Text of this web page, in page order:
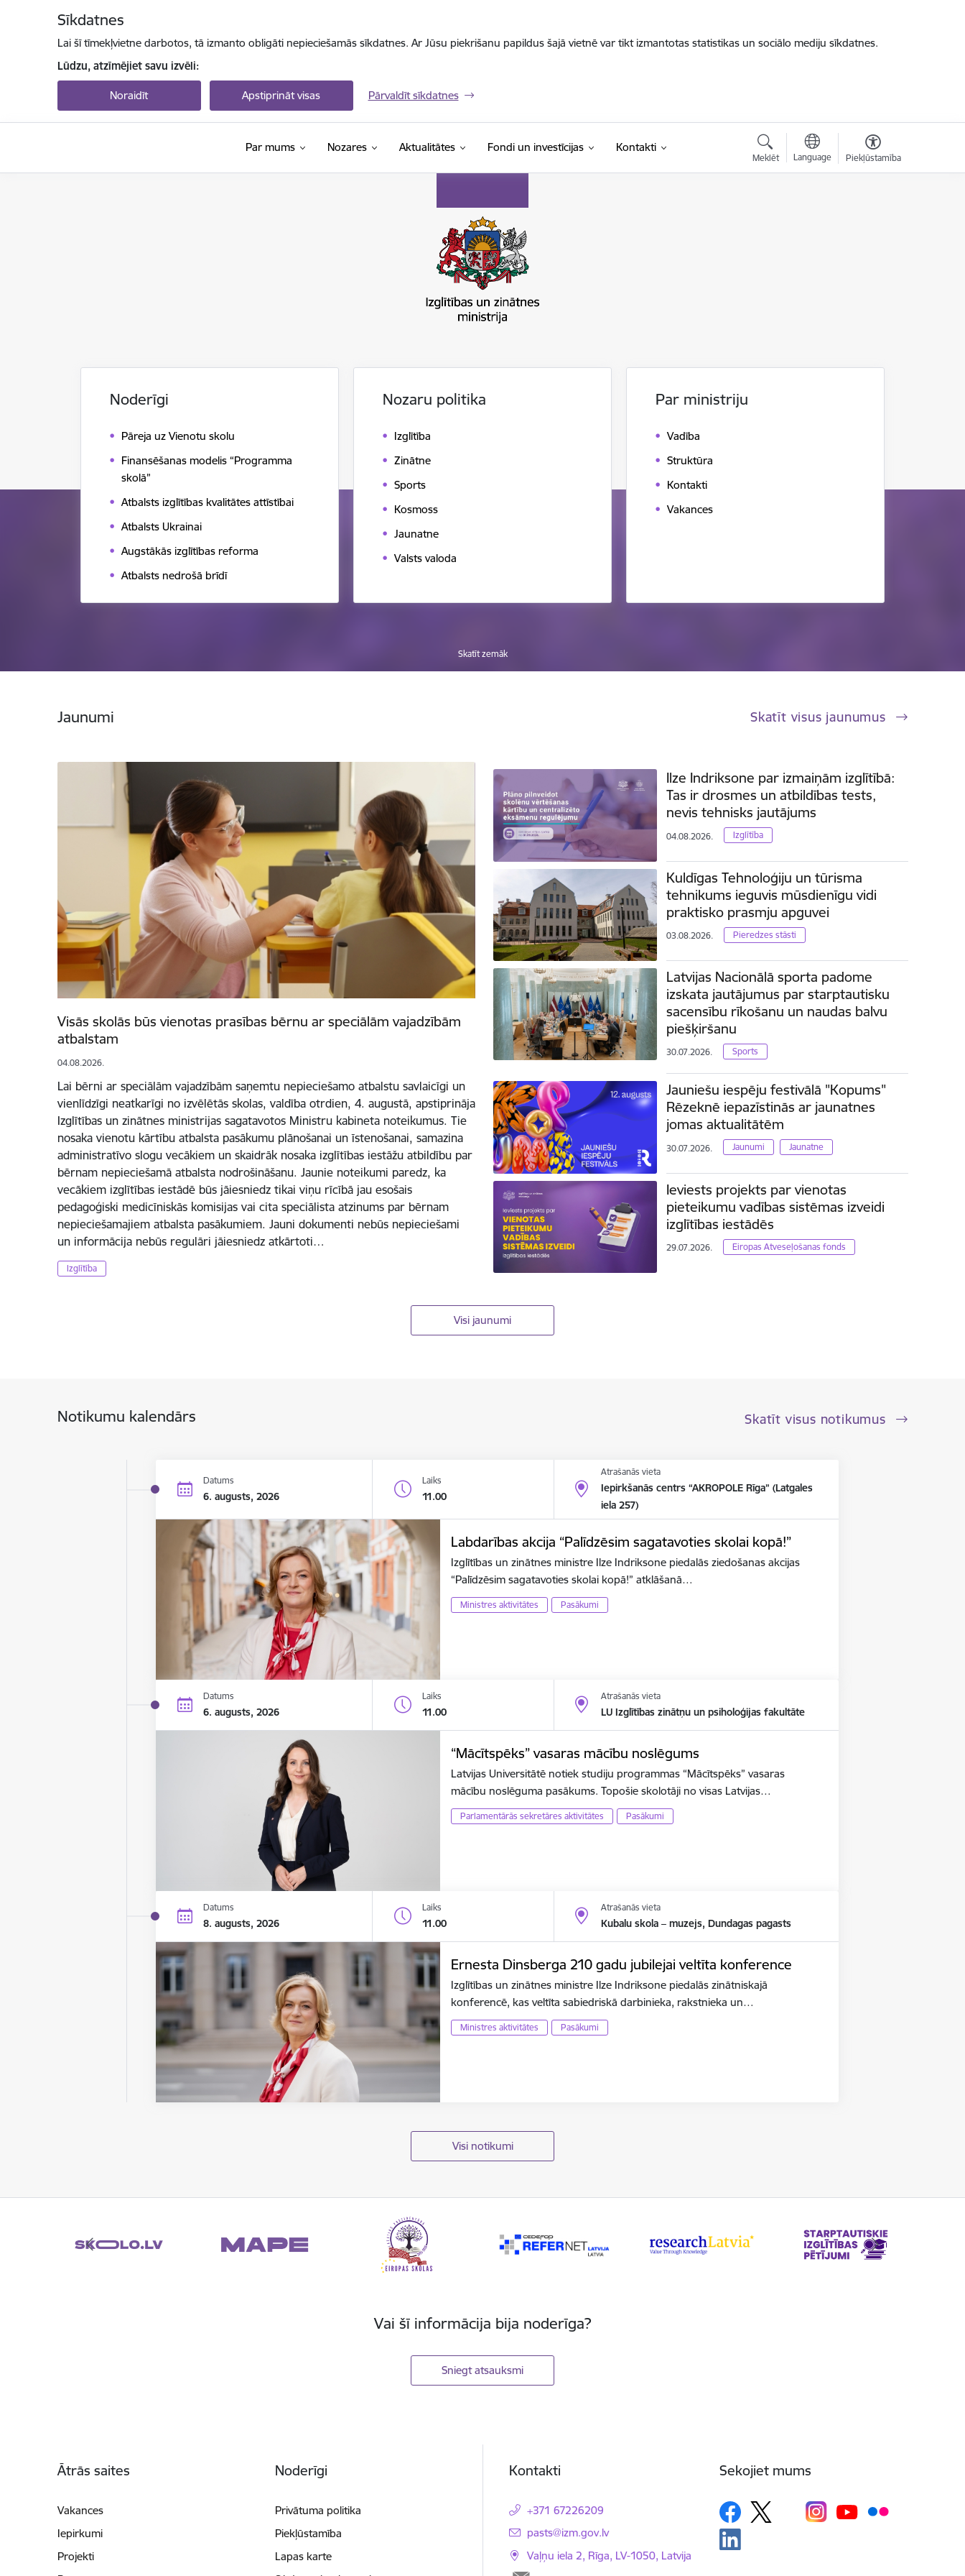
Sīkdatnes
Lai šī tīmekļvietne darbotos, tā izmanto obligāti nepieciešamās sīkdatnes. Ar Jūsu piekrišanu papildus šajā vietnē var tikt izmantotas statistikas un sociālo mediju sīkdatnes.
Lūdzu, atzīmējiet savu izvēli:
Noraidīt Apstiprināt visas Pārvaldīt sīkdatnes
Par mums Nozares Aktualitātes Fondi un investīcijas Kontakti
Meklēt Language Piekļūstamība
Noderīgi
Pāreja uz Vienotu skolu
Finansēšanas modelis “Programma
skolā”
Atbalsts izglītības kvalitātes attīstībai
Atbalsts Ukrainai
Augstākās izglītības reforma
Atbalsts nedrošā brīdī
Nozaru politika
Izglītība
Zinātne
Sports
Kosmoss
Jaunatne
Valsts valoda
Par ministriju
Vadība
Struktūra
Kontakti
Vakances
Skatīt zemāk
Jaunumi Skatīt visus jaunumus
Visās skolās būs vienotas prasības bērnu ar speciālām vajadzībām
atbalstam
04.08.2026.
Lai bērni ar speciālām vajadzībām saņemtu nepieciešamo atbalstu savlaicīgi un
vienlīdzīgi neatkarīgi no izvēlētās skolas, valdība otrdien, 4. augustā, apstiprināja
Izglītības un zinātnes ministrijas sagatavotos Ministru kabineta noteikumus. Tie
nosaka vienotu kārtību atbalsta pasākumu plānošanai un īstenošanai, samazina
administratīvo slogu vecākiem un skaidrāk nosaka izglītības iestāžu atbildību par
bērnam nepieciešamā atbalsta nodrošināšanu. Jaunie noteikumi paredz, ka
vecākiem izglītības iestādē būs jāiesniedz tikai viņu rīcībā jau esošais
pedagoģiski medicīniskās komisijas vai cita speciālista atzinums par bērnam
nepieciešamajiem atbalsta pasākumiem. Jauni dokumenti nebūs nepieciešami
un informācija nebūs regulāri jāiesniedz atkārtoti…
Izglītība
Ilze Indriksone par izmaiņām izglītībā:
Tas ir drosmes un atbildības tests,
nevis tehnisks jautājums
04.08.2026. Izglītība
Kuldīgas Tehnoloģiju un tūrisma
tehnikums ieguvis mūsdienīgu vidi
praktisko prasmju apguvei
03.08.2026. Pieredzes stāsti
Latvijas Nacionālā sporta padome
izskata jautājumus par starptautisku
sacensību rīkošanu un naudas balvu
piešķiršanu
30.07.2026. Sports
Jauniešu iespēju festivālā "Kopums"
Rēzeknē iepazīstinās ar jaunatnes
jomas aktualitātēm
30.07.2026. Jaunumi Jaunatne
Ieviests projekts par vienotas
pieteikumu vadības sistēmas izveidi
izglītības iestādēs
29.07.2026. Eiropas Atveseļošanas fonds
Visi jaunumi
Notikumu kalendārs Skatīt visus notikumus
Datums
6. augusts, 2026
Laiks
11.00
Atrašanās vieta
Iepirkšanās centrs “AKROPOLE Rīga” (Latgales
iela 257)
Labdarības akcija “Palīdzēsim sagatavoties skolai kopā!”
Izglītības un zinātnes ministre Ilze Indriksone piedalās ziedošanas akcijas
“Palīdzēsim sagatavoties skolai kopā!” atklāšanā…
Ministres aktivitātes Pasākumi
Datums
6. augusts, 2026
Laiks
11.00
Atrašanās vieta
LU Izglītības zinātņu un psiholoģijas fakultāte
“Mācītspēks” vasaras mācību noslēgums
Latvijas Universitātē notiek studiju programmas “Mācītspēks” vasaras
mācību noslēguma pasākums. Topošie skolotāji no visas Latvijas…
Parlamentārās sekretāres aktivitātes Pasākumi
Datums
8. augusts, 2026
Laiks
11.00
Atrašanās vieta
Kubalu skola – muzejs, Dundagas pagasts
Ernesta Dinsberga 210 gadu jubilejai veltīta konference
Izglītības un zinātnes ministre Ilze Indriksone piedalās zinātniskajā
konferencē, kas veltīta sabiedriskā darbinieka, rakstnieka un…
Ministres aktivitātes Pasākumi
Visi notikumi
Vai šī informācija bija noderīga?
Sniegt atsauksmi
Ātrās saites
Vakances
Iepirkumi
Projekti
Noderīgi
Privātuma politika
Piekļūstamība
Lapas karte
Kontakti
+371 67226209
E-pasts:
pasts@izm.gov.lv
Vaļņu iela 2, Rīga, LV-1050, Latvija
Sekojiet mums